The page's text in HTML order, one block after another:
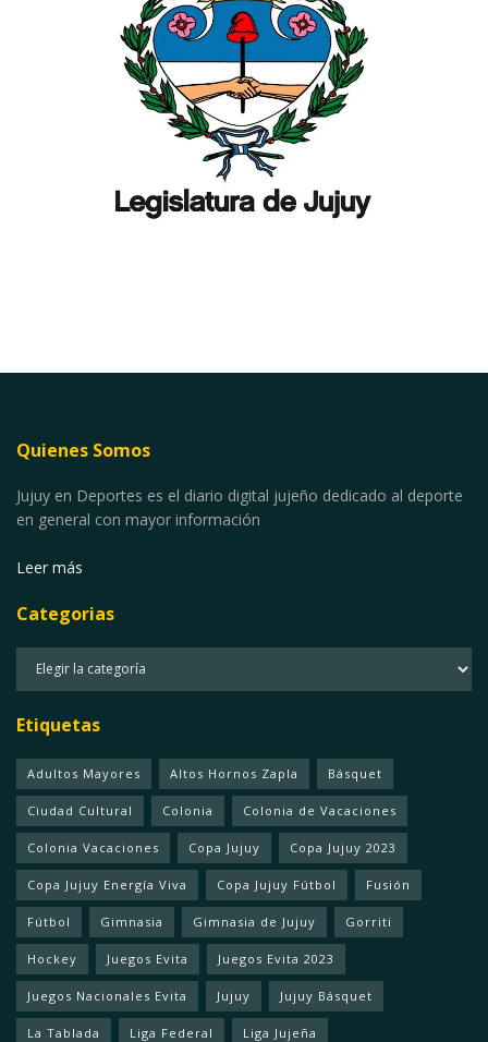
Quienes Somos
Jujuy en Deportes es el diario digital jujeño dedicado al deporte
en general con mayor información
Leer más
Categorias
Etiquetas
Adultos Mayores Altos Hornos Zapla Básquet
Ciudad Cultural Colonia Colonia de Vacaciones
Colonia Vacaciones Copa Jujuy Copa Jujuy 2023
Copa Jujuy Energía Viva Copa Jujuy Fútbol Fusión
Fútbol Gimnasia Gimnasia de Jujuy Gorriti
Hockey Juegos Evita Juegos Evita 2023
Juegos Nacionales Evita Jujuy Jujuy Básquet
La Tablada Liga Federal Liga Jujeña